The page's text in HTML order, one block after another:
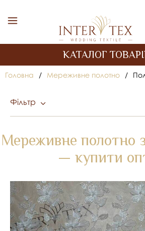
КАТАЛОГ
Головна / Мереживне полотно /
Фільтр
Мереживне полотно
— купити